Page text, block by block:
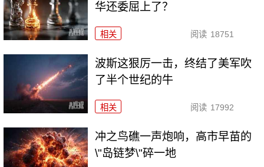
华还委屈上了？
相关 阅读 18751
波斯这狠厉一击，终结了美军吹
了半个世纪的牛
相关 阅读 17992
冲之鸟礁一声炮响，高市早苗的
\"岛链梦\"碎一地